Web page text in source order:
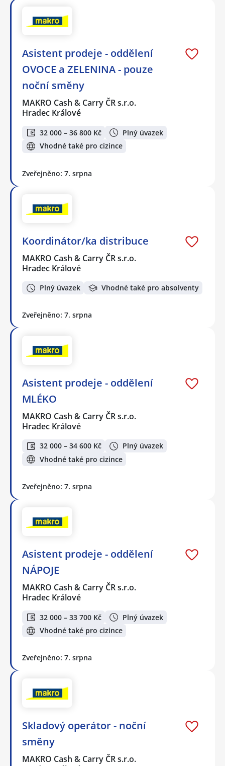
Asistent prodeje - oddělení
OVOCE a ZELENINA - pouze
noční směny
MAKRO Cash & Carry ČR s.r.o.
Hradec Králové
32 000 – 36 800 Kč
Plný úvazek
Vhodné také pro cizince
Zveřejněno: 7. srpna
Koordinátor/ka distribuce
MAKRO Cash & Carry ČR s.r.o.
Hradec Králové
Plný úvazek Vhodné také pro absolventy
Zveřejněno: 7. srpna
Asistent prodeje - oddělení
MLÉKO
MAKRO Cash & Carry ČR s.r.o.
Hradec Králové
32 000 – 34 600 Kč
Plný úvazek
Vhodné také pro cizince
Zveřejněno: 7. srpna
Asistent prodeje - oddělení
NÁPOJE
MAKRO Cash & Carry ČR s.r.o.
Hradec Králové
32 000 – 33 700 Kč
Plný úvazek
Vhodné také pro cizince
Zveřejněno: 7. srpna
Skladový operátor - noční
směny
MAKRO Cash & Carry ČR s.r.o.